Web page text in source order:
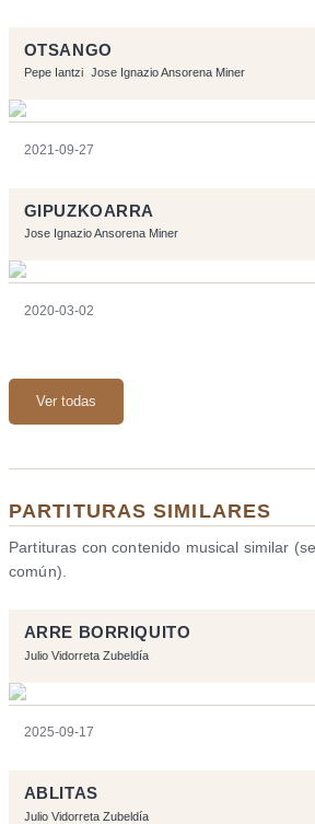
OTSANGO
Pepe Iantzi Jose Ignazio Ansorena Miner
2021-09-27
GIPUZKOARRA
Jose Ignazio Ansorena Miner
2020-03-02
Ver todas
PARTITURAS SIMILARES
Partituras con contenido musical similar
común).
ARRE BORRIQUITO
Julio Vidorreta Zubeldía
2025-09-17
ABLITAS
Julio Vidorreta Zubeldía